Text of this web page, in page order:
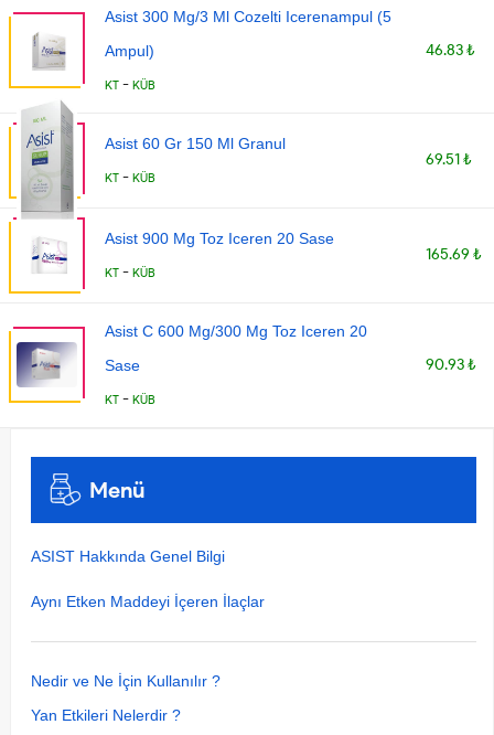
Asist 300 Mg/3 Ml Cozelti Icerenampul (5
Ampul)
KT - KÜB
46.83 ₺
Asist 60 Gr 150 Ml Granul
KT - KÜB
69.51 ₺
Asist 900 Mg Toz Iceren 20 Sase
KT - KÜB
165.69 ₺
Asist C 600 Mg/300 Mg Toz Iceren 20
Sase
KT - KÜB
90.93 ₺
Menü
ASIST Hakkında Genel Bilgi
Aynı Etken Maddeyi İçeren İlaçlar
Nedir ve Ne İçin Kullanılır ?
Yan Etkileri Nelerdir ?